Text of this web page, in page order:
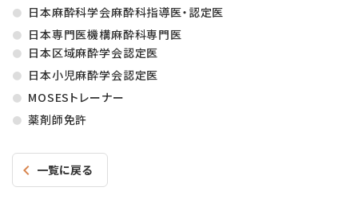
日本麻酔科学会麻酔科指導医・認定医
日本専門医機構麻酔科専門医
日本区域麻酔学会認定医
日本小児麻酔学会認定医
MOSESトレーナー
薬剤師免許
一覧に戻る